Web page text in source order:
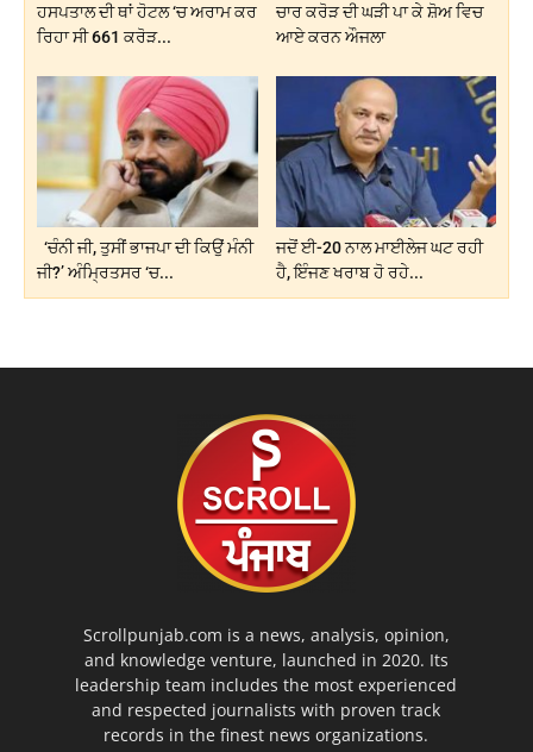
ਹਸਪਤਾਲ ਦੀ ਥਾਂ ਹੋਟਲ ‘ਚ ਅਰਾਮ ਕਰ
ਰਿਹਾ ਸੀ 661 ਕਰੋੜ...
ਚਾਰ ਕਰੋੜ ਦੀ ਘੜੀ ਪਾ ਕੇ ਸ਼ੋਅ ਵਿਚ
ਆਏ ਕਰਨ ਔਜਲਾ
‘ਚੰਨੀ ਜੀ, ਤੁਸੀਂ ਭਾਜਪਾ ਦੀ ਕਿਉਂ ਮੰਨੀ
ਜੀ?’ ਅੰਮ੍ਰਿਤਸਰ ‘ਚ...
ਜਦੋਂ ਈ-20 ਨਾਲ ਮਾਈਲੇਜ ਘਟ ਰਹੀ
ਹੈ, ਇੰਜਣ ਖਰਾਬ ਹੋ ਰਹੇ...
Scrollpunjab.com is a news, analysis, opinion,
and knowledge venture, launched in 2020. Its
leadership team includes the most experienced
and respected journalists with proven track
records in the finest news organizations.